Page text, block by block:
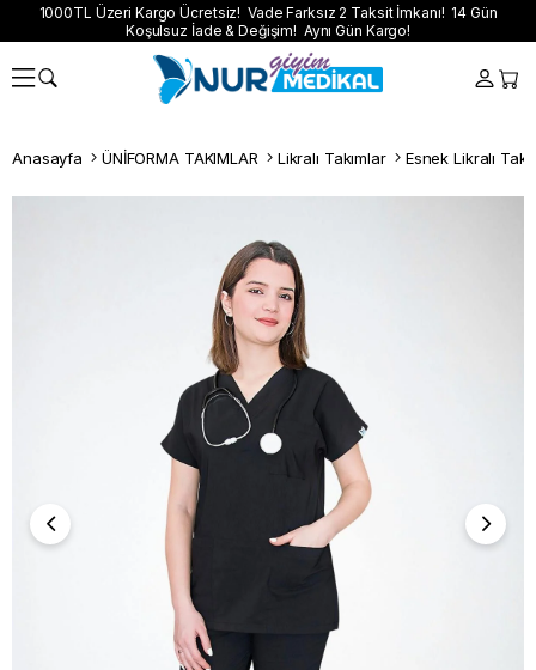
1000TL Üzeri Kargo Ücretsiz! Vade Farksız 2 Taksit İmkanı! 14 Gün
Koşulsuz İade & Değişim! Aynı Gün Kargo!
Anasayfa ÜNİFORMA TAKIMLAR Likralı Takımlar Esnek Likralı